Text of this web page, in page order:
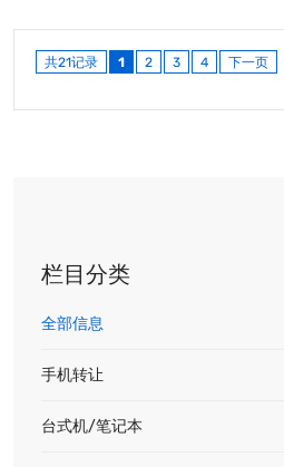
栏目分类
全部信息
手机转让
台式机/笔记本
共21记录 1 2 3 4 下一页